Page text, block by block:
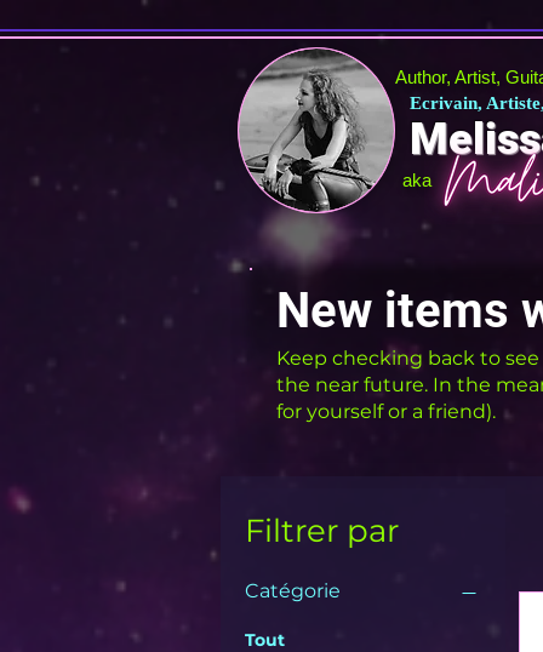
Author, Artist,
Ecrivain,
aka
New items
Keep checking back to
the near future. In the
for yourself or a friend).
Filtrer par
Catégorie
Tout